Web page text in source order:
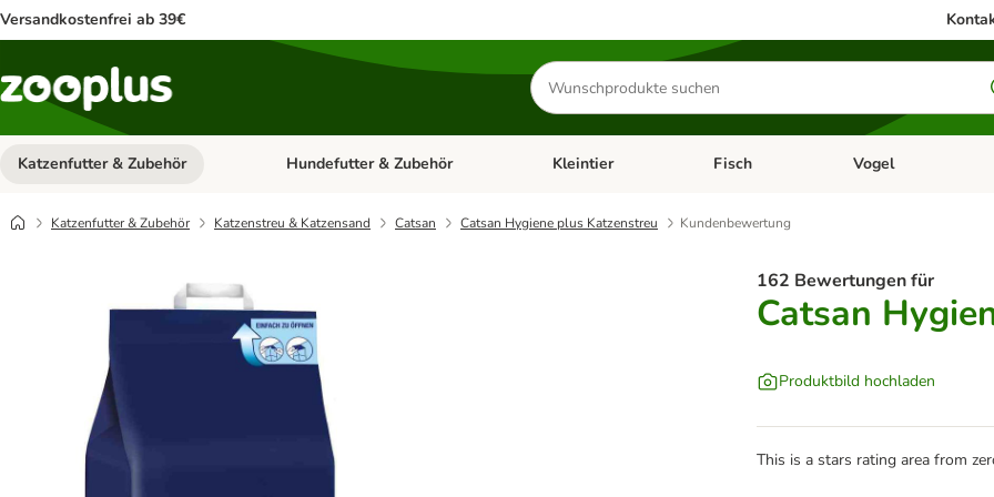
Versandkostenfrei ab 39€
Produkte
suchen
Katzenfutter & Zubehör Kategorie-Menü öffnen: Katzenfutter & Zubehör
Hundefutter & Zubehör Kategorie-Menü öffnen: Hundefutter & Zubehör
Kleintier Kategorie-Menü öffnen: Kleintier
Fisch Kategorie-Menü
Vogel
Katzenfutter & Zubehör Katzenstreu & Katzensand Catsan Catsan Hygiene plus Katzenstreu Kundenbewertung
162 Bewertungen für
Catsan
Produktbild hochladen
This is a stars rating area from